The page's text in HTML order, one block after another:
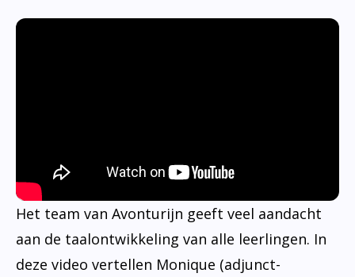
Het team van Avonturijn geeft veel aandacht
aan de taalontwikkeling van alle leerlingen. In
deze video vertellen Monique (adjunct-